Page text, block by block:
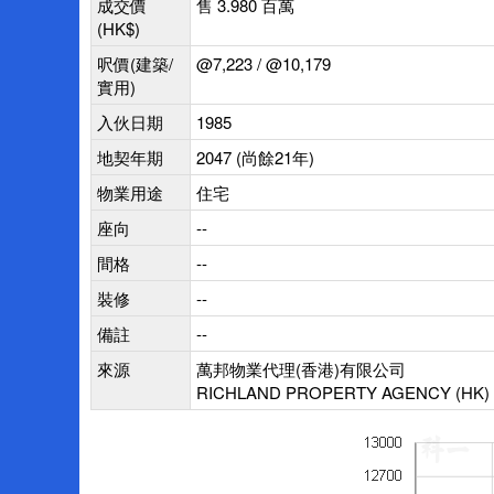
成交價
(HK$)
售 3.980 百萬
呎價(建築/
實用)
@7,223 / @10,179
入伙日期
1985
地契年期
2047 (尚餘21年)
物業用途
住宅
座向
--
間格
--
裝修
--
備註
--
來源
萬邦物業代理(香港)有限公司
RICHLAND PROPERTY AGENCY (HK)